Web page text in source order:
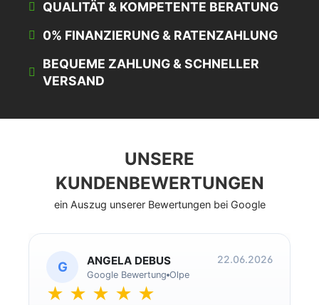
QUALITÄT & KOMPETENTE BERATUNG
0% FINANZIERUNG & RATENZAHLUNG
BEQUEME ZAHLUNG & SCHNELLER
VERSAND
UNSERE
KUNDENBEWERTUNGEN
ein Auszug unserer Bewertungen bei Google
G ANGELA DEBUS 22.06.2026
Google Bewertung Olpe
★ ★ ★ ★ ★